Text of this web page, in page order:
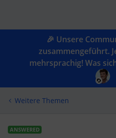
🎉 Unsere
zusammengeführt.
mehrsprachig! Was
Weitere Themen
ANSWERED